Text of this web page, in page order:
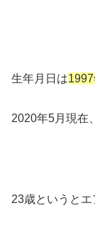
生年月日は
2020年5月現在、
23歳というとエ